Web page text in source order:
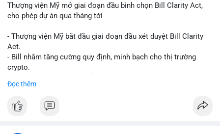
Thượng viện Mỹ mở giai đoạn đầu bình chọn Bill Clarity Act,
cho phép dự án qua tháng tới
- Thượng viện Mỹ bắt đầu giai đoạn đầu xét duyệt Bill Clarity
Act.
- Bill nhằm tăng cường quy định, minh bạch cho thị trường
crypto.
- Bill có thể ảnh hưởng pháp lý, hoạt động của các đồng tiền kỹ
Đọc thêm